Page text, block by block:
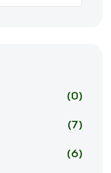
(0)
(7)
(6)